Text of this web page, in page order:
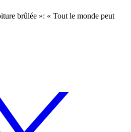
brûlée »: « Tout le monde peut